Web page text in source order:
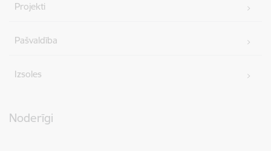
Projekti
Pašvaldība
Izsoles
Noderīgi